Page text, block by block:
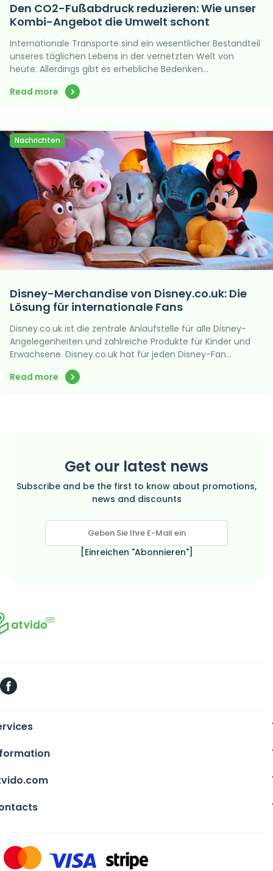
Den CO2-Fußabdruck reduzieren: Wie unser
Kombi-Angebot die Umwelt schont
Internationale Transporte sind ein wesentlicher Bestandteil
unseres täglichen Lebens in der vernetzten Welt von
heute. Allerdings gibt es erhebliche Bedenken…
Read more
Nachrichten
Disney-Merchandise von Disney.co.uk: Die
Lösung für internationale Fans
Disney.co.uk ist die zentrale Anlaufstelle für alle Disney-
Angelegenheiten und zahlreiche Produkte für Kinder und
Erwachsene. Disney.co.uk hat für jeden Disney-Fan…
Read more
Get our latest news
Subscribe and be the first to know about promotions,
news and discounts
[Einreichen "Abonnieren"]